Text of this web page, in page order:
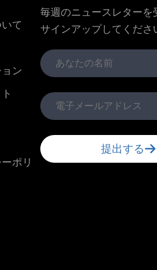
て
ン
ポリ
毎週のニュースレターを
サインアップしてくださ
提出する